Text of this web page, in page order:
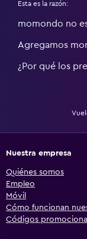
Esta es la razón:
momondo no
Agregamos
¿Por qué los
Nuestra empresa
Quiénes somos
Empleo
Móvil
Cómo funcionan
Códigos